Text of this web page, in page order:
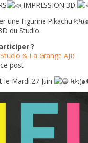
IMPRESSION 3D
une Figurine Pikachu
du Studio.
?
Studio & La Grange AJR
post
le Mardi 27 Juin
ϞϞ(